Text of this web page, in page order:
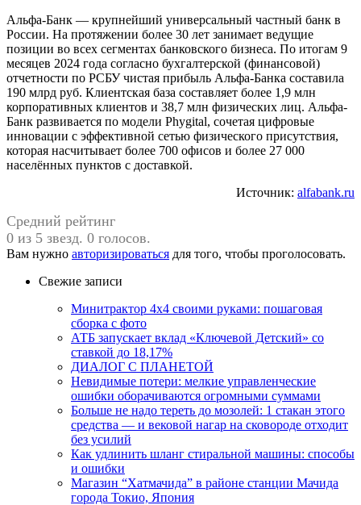
Альфа-Банк — крупнейший универсальный частный банк в
России. На протяжении более 30 лет занимает ведущие
позиции во всех сегментах банковского бизнеса. По итогам 9
месяцев 2024 года согласно бухгалтерской (финансовой)
отчетности по РСБУ чистая прибыль Альфа-Банка составила
190 млрд руб. Клиентская база составляет более 1,9 млн
корпоративных клиентов и 38,7 млн физических лиц. Альфа-
Банк развивается по модели Phygital, сочетая цифровые
инновации с эффективной сетью физического присутствия,
которая насчитывает более 700 офисов и более 27 000
населённых пунктов с доставкой.
Источник: alfabank.ru
Средний рейтинг
0 из 5 звезд. 0 голосов.
Вам нужно авторизироваться для того, чтобы проголосовать.
Свежие записи
Минитрактор 4х4 своими руками: пошаговая
сборка с фото
АТБ запускает вклад «Ключевой Детский» со
ставкой до 18,17%
ДИАЛОГ С ПЛАНЕТОЙ
Невидимые потери: мелкие управленческие
ошибки оборачиваются огромными суммами
Больше не надо тереть до мозолей: 1 стакан этого
средства — и вековой нагар на сковороде отходит
без усилий
Как удлинить шланг стиральной машины: способы
и ошибки
Магазин “Хатмачида” в районе станции Мачида
города Токио, Япония